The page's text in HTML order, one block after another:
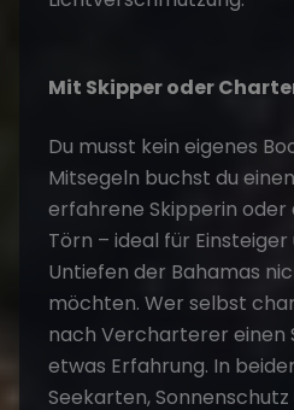
Mit Skipper oder
Du musst kein eigenes
Mitsegeln buchst du
erfahrene Skipperin oder
Törn – ideal für Einsteiger
Untiefen der Bahamas
möchten. Wer selbst
nach Vercharterer einen
etwas Erfahrung. In
Seekarten,